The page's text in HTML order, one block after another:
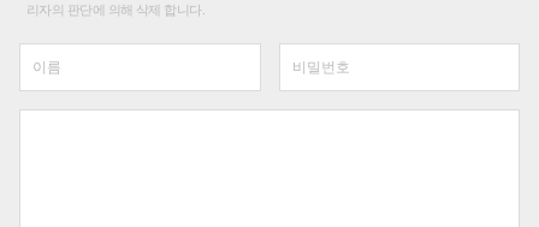
리자의 판단에 의해 삭제 합니다.